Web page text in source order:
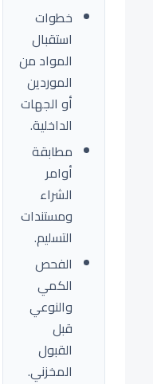
خطوات
استقبال
المواد من
الموردين
أو الجهات
الداخلية.
مطابقة
أوامر
الشراء
ومستندات
التسليم.
الفحص
الكمي
والنوعي
قبل
القبول
المخزني.